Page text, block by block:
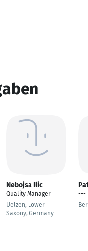
Nebojsa Ilic
Quality Manager
Uelzen, Lower
Saxony, Germany
---